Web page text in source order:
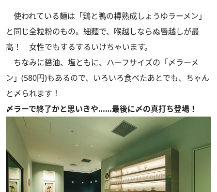
使われている麺は「鶏と鴨の樽熟成しょうゆラーメン」
と同じ全粒粉のもの。細麺で、喉越しならぬ唇越しが最
高！ 女性でもするするいけちゃいます。
ちなみに醤油、塩ともに、ハーフサイズの「〆ラーメ
ン」(580円)もあるので、いろいろ食べたあとでも、ちゃん
と〆られます！
〆ラーで終了かと思いきや……最後に〆の真打ち登場！